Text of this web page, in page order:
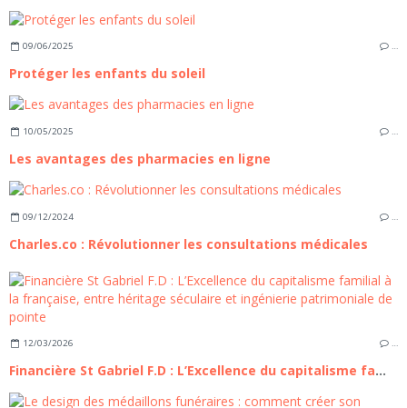
09/06/2025 …
Protéger les enfants du soleil
10/05/2025 …
Les avantages des pharmacies en ligne
09/12/2024 …
Charles.co : Révolutionner les consultations médicales
12/03/2026 …
Financière St Gabriel F.D : L’Excellence du capitalisme familial à la française, entre héritage séculaire et ingénierie patrimoniale de pointe